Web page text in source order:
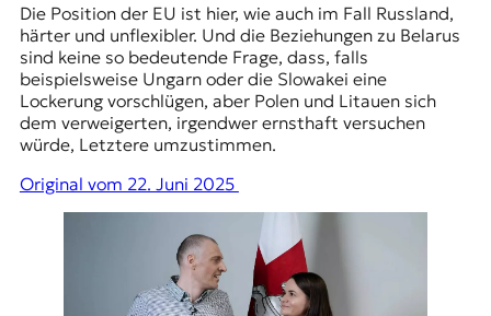
Die Position der EU ist hier, wie auch im Fall Russland,
härter und unflexibler. Und die Beziehungen zu Belarus
sind keine so bedeutende Frage, dass, falls
beispielsweise Ungarn oder die Slowakei eine
Lockerung vorschlügen, aber Polen und Litauen sich
dem verweigerten, irgendwer ernsthaft versuchen
würde, Letztere umzustimmen.
Original vom 22. Juni 2025